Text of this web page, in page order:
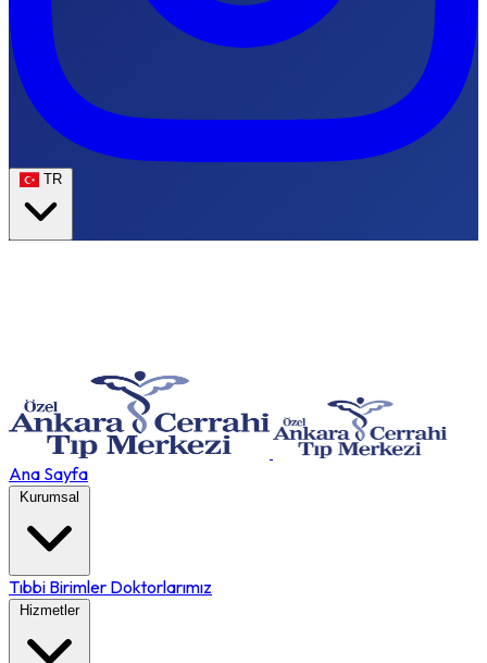
TR
Ana Sayfa
Kurumsal
Tıbbi Birimler Doktorlarımız
Hizmetler